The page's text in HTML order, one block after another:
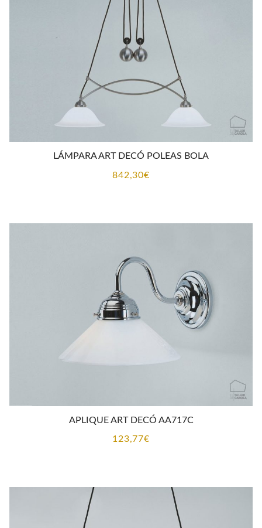
LÁMPARA ART DECÓ POLEAS BOLA
842,30€
APLIQUE ART DECÓ AA717C
123,77€